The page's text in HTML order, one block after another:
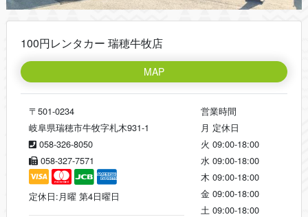
100円レンタカー 瑞穂牛牧店
MAP
〒501-0234
岐阜県瑞穂市牛牧字札木931-1
058-326-8050
058-327-7571
定休日:月曜 第4日曜日
営業時間
月 定休日
火 09:00-18:00
水 09:00-18:00
木 09:00-18:00
金 09:00-18:00
土 09:00-18:00